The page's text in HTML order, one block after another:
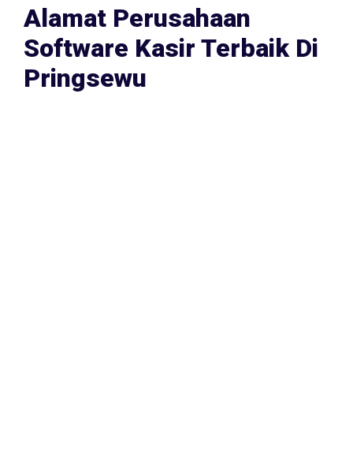
Alamat Perusahaan
Software Kasir Terbaik Di
Pringsewu